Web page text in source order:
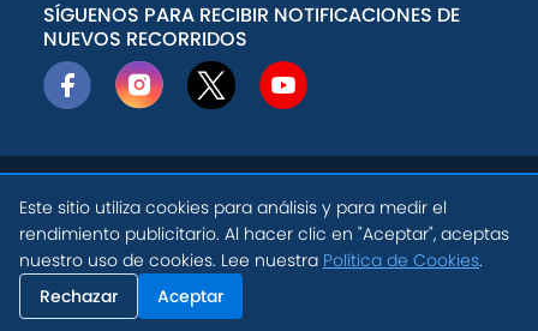
SÍGUENOS PARA RECIBIR NOTIFICACIONES DE
NUEVOS RECORRIDOS
© 2026
Active
Theory, Inc.
Política de
privacidad
Condiciones de
uso
Configuración de
ES
Este sitio utiliza cookies para análisis y para medir el
rendimiento publicitario. Al hacer clic en "Aceptar", aceptas
nuestro uso de cookies. Lee nuestra Política de Cookies.
Rechazar
Aceptar